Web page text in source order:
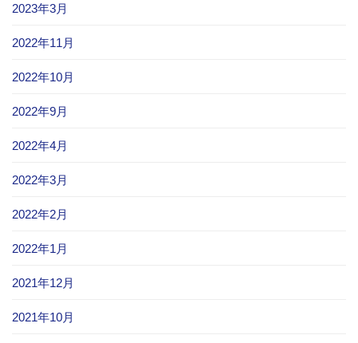
2023年3月
2022年11月
2022年10月
2022年9月
2022年4月
2022年3月
2022年2月
2022年1月
2021年12月
2021年10月